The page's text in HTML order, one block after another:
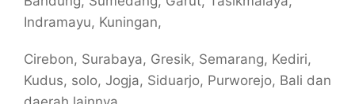
Indramayu, Kuningan,
Cirebon, Surabaya, Gresik, Semarang, Kediri,
Kudus, solo, Jogja, Siduarjo, Purworejo, Bali dan